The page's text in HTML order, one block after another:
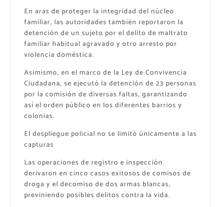
En aras de proteger la integridad del núcleo
familiar, las autoridades también reportaron la
detención de un sujeto por el delito de maltrato
familiar habitual agravado y otro arresto por
violencia doméstica.
Asimismo, en el marco de la Ley de Convivencia
Ciudadana, se ejecutó la detención de 23 personas
por la comisión de diversas faltas, garantizando
así el orden público en los diferentes barrios y
colonias.
El despliegue policial no se limitó únicamente a las
capturas
Las operaciones de registro e inspección
derivaron en cinco casos exitosos de comisos de
droga y el decomiso de dos armas blancas,
previniendo posibles delitos contra la vida.